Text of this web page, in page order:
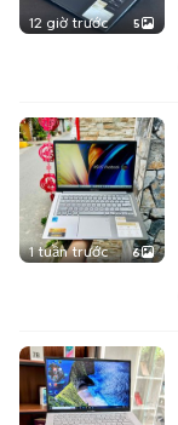
12 giờ trước 5
1 tuần trước 6